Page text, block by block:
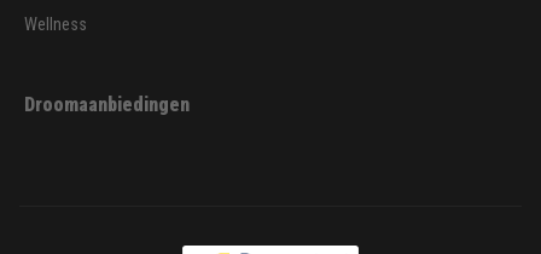
Wellness
Droomaanbiedingen